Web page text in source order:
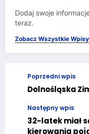
Dodaj swoje
teraz.
Zobacz Wszystkie Wpisy
Poprzedni wpis
Dolnośląska
Następny wpis
32-latek miał
kierowania